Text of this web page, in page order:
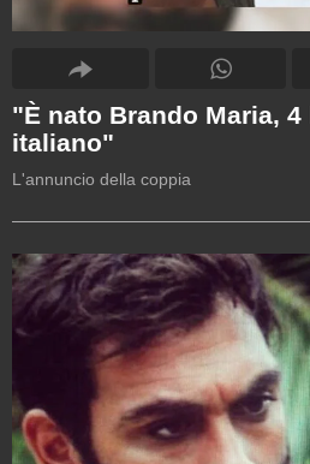
"È nato Brando Maria,
italiano"
L'annuncio della coppia